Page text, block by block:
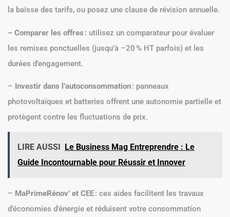
la baisse des tarifs, ou posez une clause de révision annuelle.
– Comparer les offres : utilisez un comparateur pour évaluer
les remises ponctuelles (jusqu’à –20 % HT parfois) et les
durées d’engagement.
– Investir dans l ’autoconsommation: panneaux
photovoltaïques et batteries offrent une autonomie partielle et
protègent contre les fluctuations de prix.
LIRE AUSSI
Le Business Mag Entreprendre : Le
Guide Incontournable pour Réussir et Innover
– MaPrimeRénov’ et CEE: ces aides facilitent les travaux
d’économies d’énergie et réduisent votre consommation